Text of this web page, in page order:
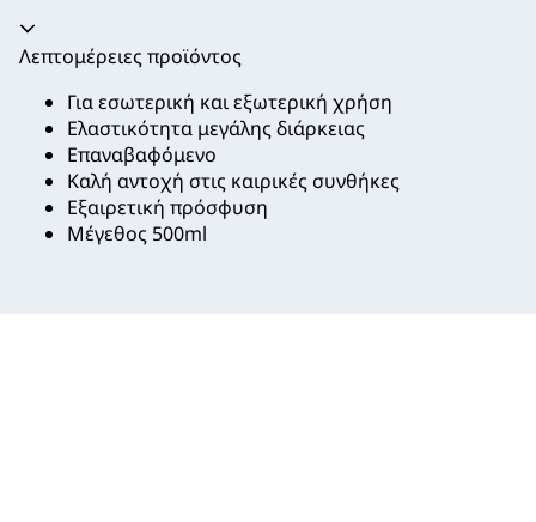
Ακορντεόν καταρρεύσει
Λεπτομέρειες προϊόντος
Για εσωτερική και εξωτερική χρήση
Ελαστικότητα μεγάλης διάρκειας
Επαναβαφόμενο
Καλή αντοχή στις καιρικές συνθήκες
Εξαιρετική πρόσφυση
Μέγεθος 500ml